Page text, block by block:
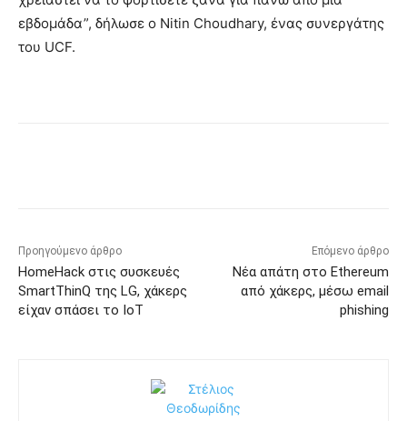
εβδομάδα”, δήλωσε ο Nitin Choudhary, ένας συνεργάτης
του UCF.
Προηγούμενο άρθρο
HomeHack στις συσκευές
SmartThinQ της LG, χάκερς
είχαν σπάσει το IoT
Επόμενο άρθρο
Νέα απάτη στο Ethereum
από χάκερς, μέσω email
phishing